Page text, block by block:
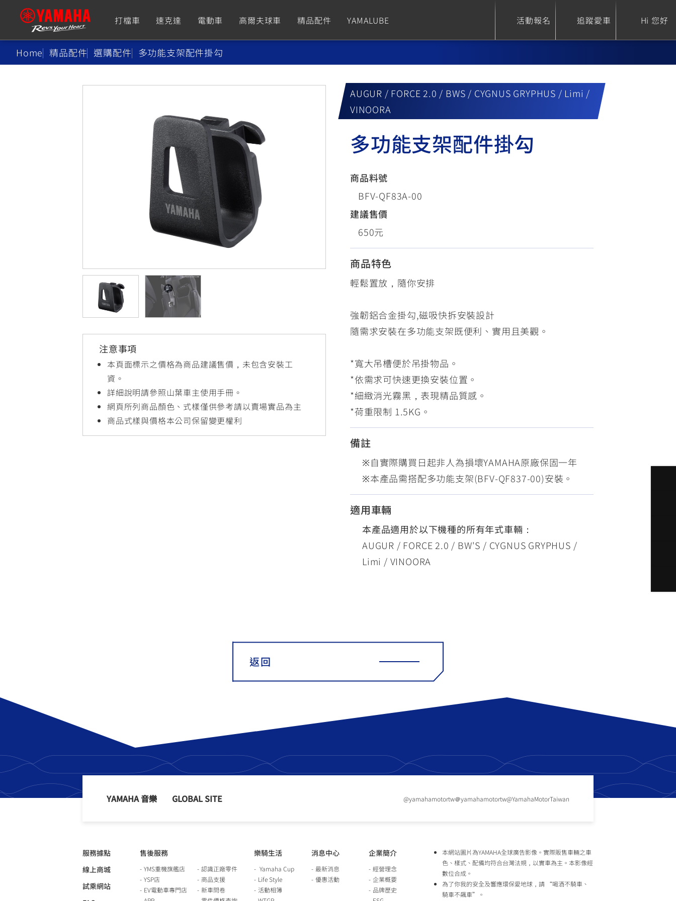
打檔車 速克達 電動車 高爾夫球車 精品配件 YAMALUBE 活動報名 追蹤愛車 Hi 您好
Sport Heritage
YZF-R9
YZF-R7
550+
YZF-R3
YZF-R15
MT-09 Y-AMT
550+
MT-09
550+
MT-07 Y-AMT
550+
150
XSR 700
550+
150
Fashion Adventure Family
AUGUR
150
CYGNUS XR
150
CYGNUS X
FORCE 2.0
150
Limi
Vinoora
BW'S
125
AXIS Z / Zii
2.5 kw
追蹤愛車
瀏覽紀錄
Home 精品配件 選購配件 多功能支架配件掛勾
注意事項
本頁面標示之價格為商品建議售價，未包含安裝工
資。
詳細說明請參照山葉車主使用手冊。
網頁所列商品顏色、式樣僅供參考請以賣場實品為主
商品式樣與價格本公司保留變更權利
AUGUR / FORCE 2.0 / BWS / CYGNUS GRYPHUS / Limi /
VINOORA
多功能支架配件掛勾
商品料號
BFV-QF83A-00
建議售價
650元
商品特色
輕鬆置放，隨你安排
強韌鋁合金掛勾,磁吸快拆安裝設計
隨需求安裝在多功能支架既便利、實用且美觀。
*寬大吊槽便於吊掛物品。
*依需求可快速更換安裝位置。
*細緻消光霧黑，表現精品質感。
*荷重限制 1.5KG。
備註
※自實際購買日起非人為損壞YAMAHA原廠保固一年
※本產品需搭配多功能支架(BFV-QF837-00)安裝。
適用車輛
本產品適用於以下機種的所有年式車輛：
AUGUR / FORCE 2.0 / BW'S / CYGNUS GRYPHUS /
Limi / VINOORA
返回
YAMAHA 音樂 GLOBAL SITE @yamahamotortw＠yamahamotortw@YamahaMotorTaiwan
服務據點
線上商城
試乘網站
售後服務
YMS重機旗艦店
YSP店
EV電動車專門店
認識正廠零件
商品支援
新車問卷
樂騎生活
Yamaha Cup
Life Style
活動相簿
消息中心
最新消息
優惠活動
企業簡介
經營理念
企業概要
品牌歷史
本網站圖片為YAMAHA全球廣告影像。實際販售車輛之車
色、樣式、配備均符合台灣法規，以實車為主。本影像經
數位合成。
為了你我的安全及響應環保愛地球，請 “喝酒不騎車、
騎車不飆車”。